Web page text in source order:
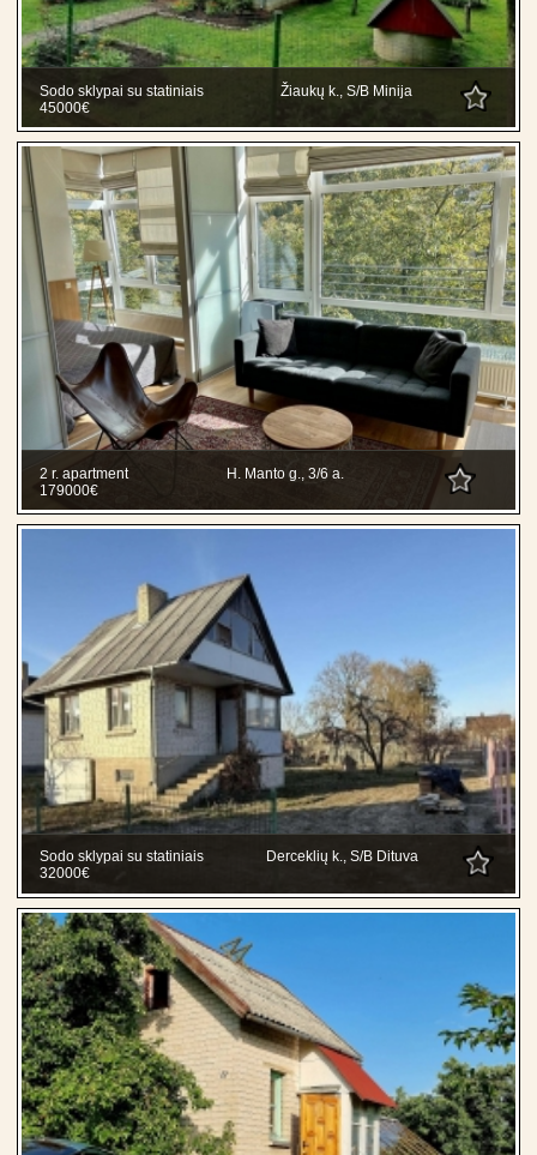
Sodo sklypai su statiniais
Žiaukų k., S/B Minija
45000€
2 r. apartment
H. Manto g., 3/6 a.
179000€
Sodo sklypai su statiniais
Derceklių k., S/B Dituva
32000€